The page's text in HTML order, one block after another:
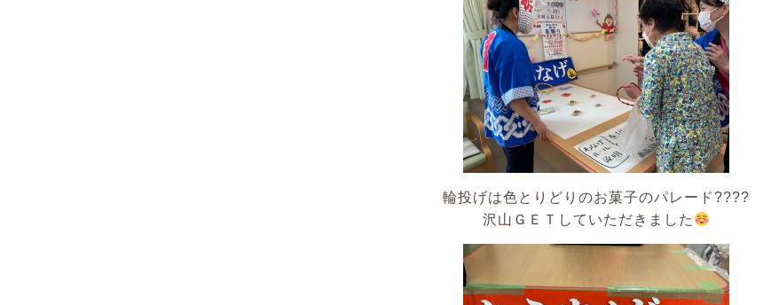
輪投げは色とりどりのお菓子のパレード????
沢山ＧＥＴしていただきました